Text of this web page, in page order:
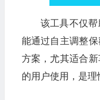
该工具不仅
能通过自主调整
方案，尤其适合
的用户使用，是理